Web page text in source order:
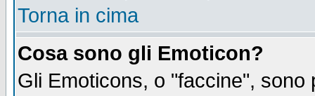
Torna in cima
Cosa sono gli Emoticon?
Gli Emoticons, o "faccine",